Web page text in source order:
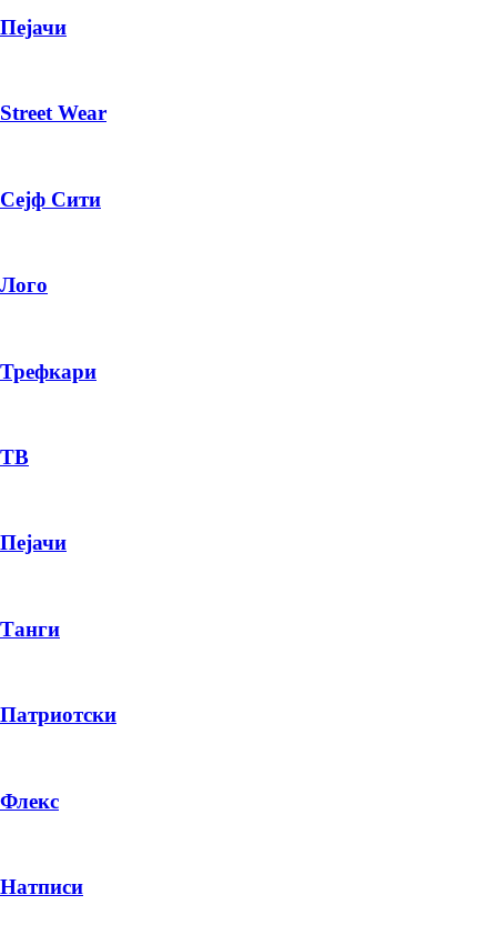
ПЛАТИ ПРИ ДОСТАВА ВО КЕШ
Пејачи
Street Wear
Сејф Сити
Лого
Трефкари
ТВ
Пејачи
Танги
Патриотски
Флекс
Натписи